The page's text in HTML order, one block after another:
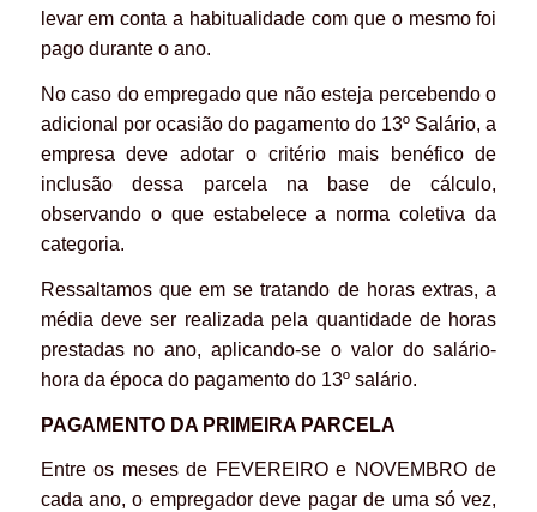
levar em conta a habitualidade com que o mesmo foi
pago durante o ano.
No caso do empregado que não esteja percebendo o
adicional por ocasião do pagamento do 13º Salário, a
empresa deve adotar o critério mais benéfico de
inclusão dessa parcela na base de cálculo,
observando o que estabelece a norma coletiva da
categoria.
Ressaltamos que em se tratando de horas extras, a
média deve ser realizada pela quantidade de horas
prestadas no ano, aplicando-se o valor do salário-
hora da época do pagamento do 13º salário.
PAGAMENTO DA PRIMEIRA PARCELA
Entre os meses de FEVEREIRO e NOVEMBRO de
cada ano, o empregador deve pagar de uma só vez,